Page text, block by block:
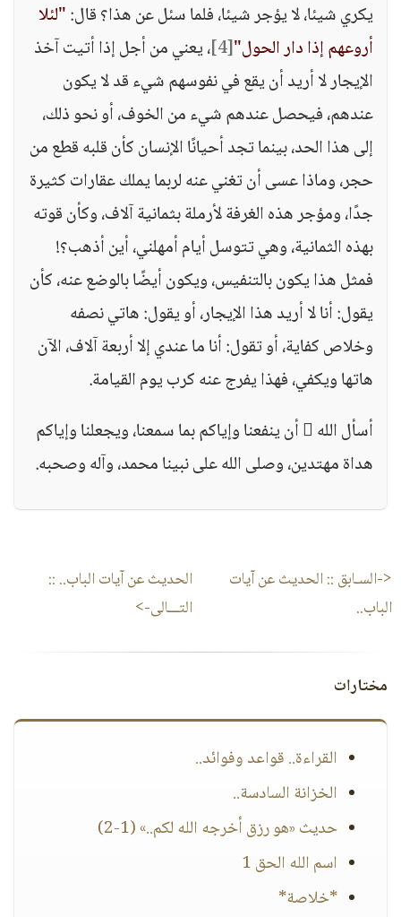
يكري شيئا، لا يؤجر شيئا، فلما سئل عن هذا؟ قال:"لئلا
أروعهم إذا دار الحول"[4] ، يعني من أجل إذا أتيت آخذ
الإيجار لا أريد أن يقع في نفوسهم شيء قد لا يكون
عندهم، فيحصل عندهم شيء من الخوف، أو نحو ذلك،
إلى هذا الحد، بينما تجد أحيانًا الإنسان كأن قلبه قطع من
حجر، وماذا عسى أن تغني عنه لربما يملك عقارات كثيرة
جدًا، ومؤجر هذه الغرفة لأرملة بثمانية آلاف، وكأن قوته
بهذه الثمانية، وهي تتوسل أيام أمهلني، أين أذهب؟!
فمثل هذا يكون بالتنفيس، ويكون أيضًا بالوضع عنه، كأن
يقول: أنا لا أريد هذا الإيجار، أو يقول: هاتي نصفه
وخلاص كفاية، أو تقول: أنا ما عندي إلا أربعة آلاف، الآن
هاتها ويكفي، فهذا يفرج عنه كرب يوم القيامة.
أسأل الله  أن ينفعنا وإياكم بما سمعنا، ويجعلنا وإياكم
هداة مهتدين، وصلى الله على نبينا محمد، وآله وصحبه.
<-السـابق ::الحديث عن آيات
الباب..
الحديث عن آيات الباب.. ::
التـــالى->
مختارات
القراءة.. قواعد وفوائد..
الخزانة السادسة..
حديث «هو رزق أخرجه الله لكم..» (1-2)
اسم الله الحق 1
*خلاصة*